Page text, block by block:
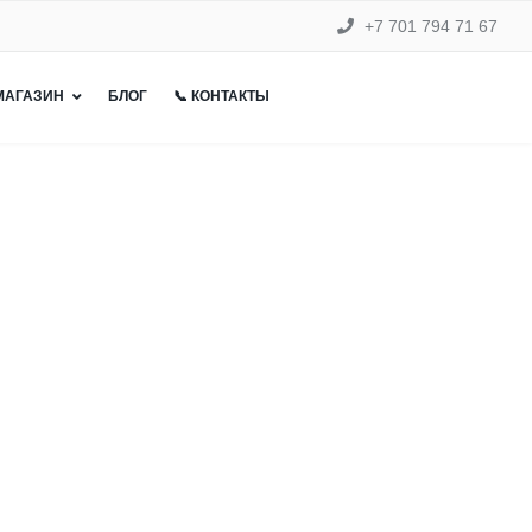
+7 701 794 71 67
БЛОГ 📞 КОНТАКТЫ